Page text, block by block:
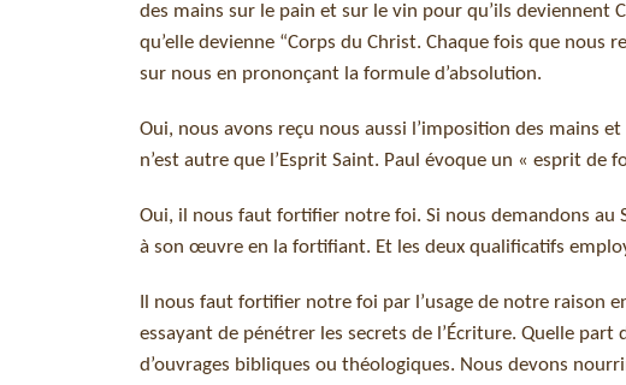
des mains sur le pain et sur le vin pour qu’ils deviennent
qu’elle devienne “Corps du Christ. Chaque fois que
sur nous en prononçant la formule d’absolution.
Oui, nous avons reçu nous aussi l’imposition des mains
n’est autre que l’Esprit Saint. Paul évoque un « esprit de
Oui, il nous faut fortifier notre foi. Si nous demandons au
à son œuvre en la fortifiant. Et les deux qualificatifs
Il nous faut fortifier notre foi par l’usage de notre raison
essayant de pénétrer les secrets de l’Écriture. Quelle
d’ouvrages bibliques ou théologiques. Nous devons